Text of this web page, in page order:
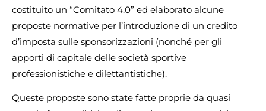
costituito un “Comitato 4.0” ed elaborato alcune
proposte normative per l’introduzione di un credito
d’imposta sulle sponsorizzazioni (nonché per gli
apporti di capitale delle società sportive
professionistiche e dilettantistiche).
Queste proposte sono state fatte proprie da quasi